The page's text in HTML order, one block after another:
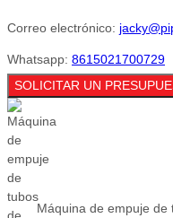
Correo electrónico:
Whatsapp: 8615021700729
SOLICITAR UN
Máquina de empuje de